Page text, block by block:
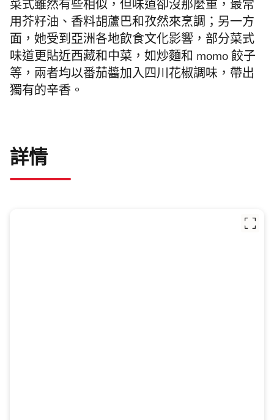
菜式雖然有些相似，但味道卻沒那麼重，最常
用芥籽油、香料胡蘆巴和孜然來烹調；另一方
面，她受到亞洲各地飲食文化影響，部分菜式
味道更貼近西藏和中菜，如炒麵和 momo 餃子
等，兩者均以番茄醬加入四川花椒調味，帶出
獨有的辛香。
詳情